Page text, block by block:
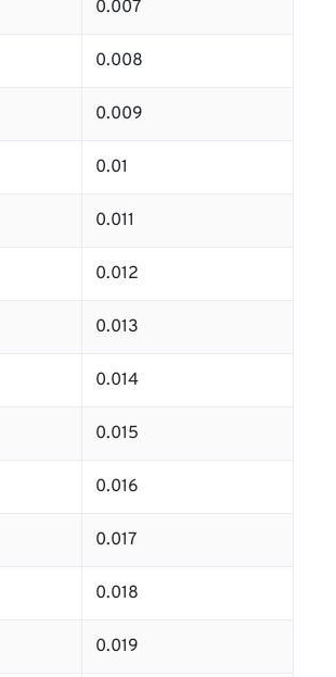
0.007
0.008
0.009
0.01
0.011
0.012
0.013
0.014
0.015
0.016
0.017
0.018
0.019